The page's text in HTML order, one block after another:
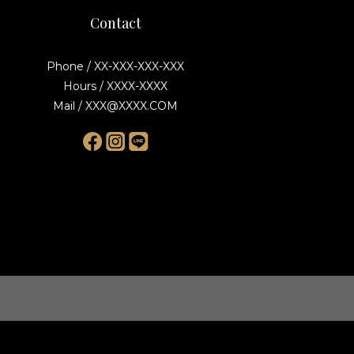
Contact
Phone / XX-XXX-XXX-XXX
Hours / XXXX-XXXX
Mail / XXX@XXXX.COM